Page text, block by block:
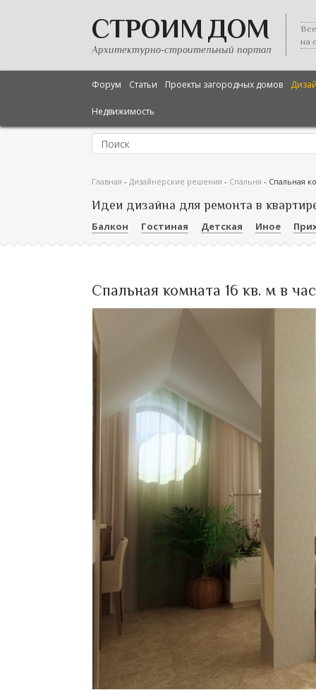
СТРОИМ ДОМ
Архитектурно-строительный портал
на
Форум Статьи Проекты загородных домов
Недвижимость
Главная - Дизайнерские решения - Спальня - Спальная
Идеи дизайна для ремонта в
Балкон Гостиная Детская Иное
Спальная комната 16 кв. м в